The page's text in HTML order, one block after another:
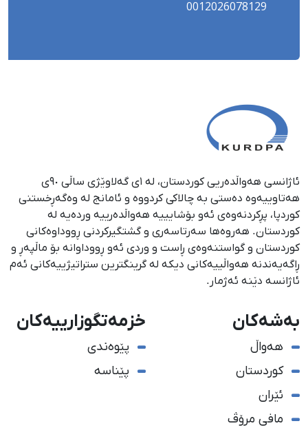
0012026078129
ئاژانسی هەواڵدەریی کوردستان، لە ١ی گەلاوێژی ساڵی ٩٠ی
هەتاوییەوە دەستی بە چالاکی کردووە و ئامانج لە وەگەڕخستنی
كوردپا، پڕكردنەوەی ئەو بۆشایییە هەواڵدەرییە وردەیە لە
كوردستان. هەروەها سەرتاسەری و گشتگیركردنی ڕووداوەكانی
كوردستان و گواستنەوەی ڕاست و وردی ئەو ڕووداوانە بۆ ماڵپەڕ و
ڕاگەیەندنە هەواڵییەكانی دیكە لە گرینگترین ستراتیژییەكانی ئەم
ئاژانسە دێنە ئەژمار.
بەشەکان
هەواڵ
کوردستان
ئێران
مافی مرۆڤ
خزمەتگوزارییەکان
پێوەندی
پێناسە